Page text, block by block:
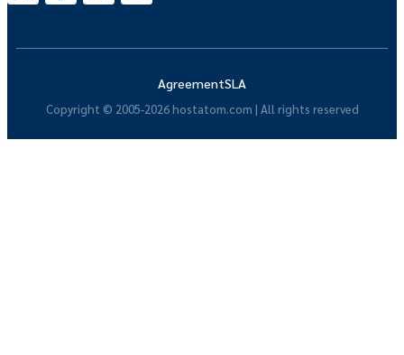
Copyright © 2005-2026 hostatom.com | All rights reserved
AgreementSLA